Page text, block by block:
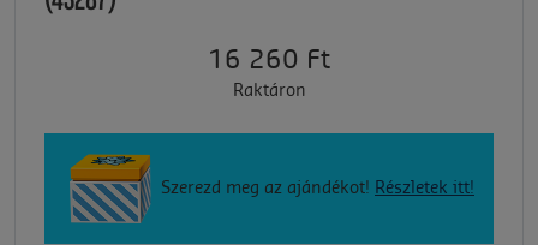
16 260 Ft
Raktáron
Szerezd meg az ajándékot! Részletek itt!